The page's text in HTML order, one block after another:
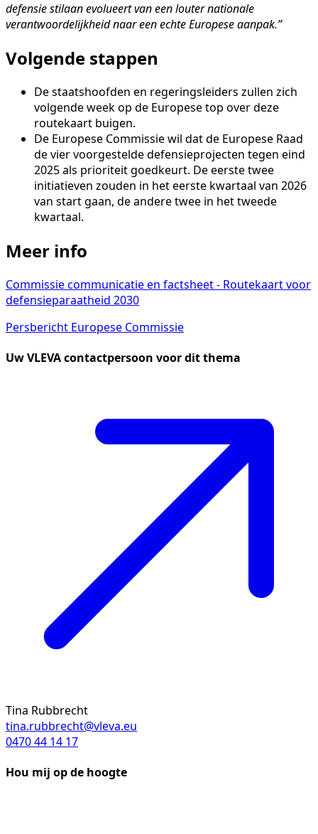
defensie stilaan evolueert van een louter nationale
verantwoordelijkheid naar een echte Europese aanpak.”
Volgende stappen
De staatshoofden en regeringsleiders zullen zich
volgende week op de Europese top over deze
routekaart buigen.
De Europese Commissie wil dat de Europese Raad
de vier voorgestelde defensieprojecten tegen eind
2025 als prioriteit goedkeurt. De eerste twee
initiatieven zouden in het eerste kwartaal van 2026
van start gaan, de andere twee in het tweede
kwartaal.
Meer info
Commissie communicatie en factsheet - Routekaart voor
defensieparaatheid 2030
Persbericht Europese Commissie
Uw VLEVA contactpersoon voor dit thema
Tina Rubbrecht
tina.rubbrecht@vleva.eu
0470 44 14 17
Hou mij op de hoogte